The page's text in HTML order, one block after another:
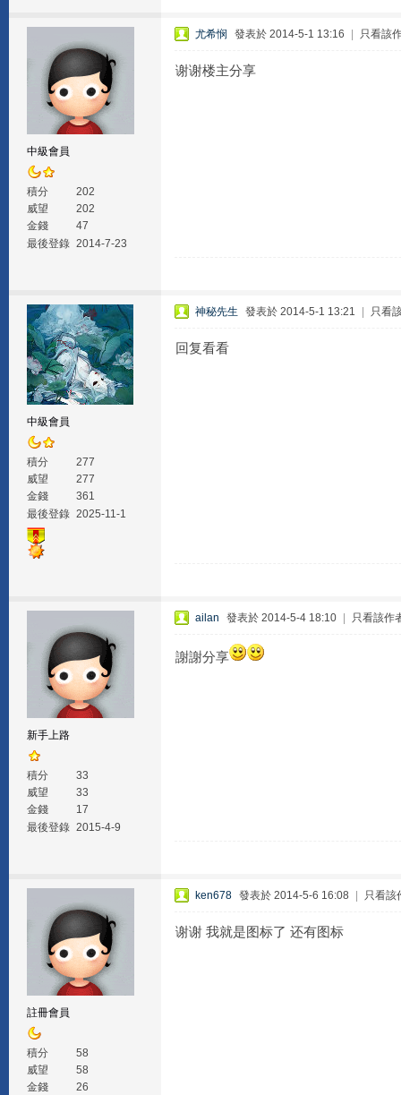
中級會員
積分
202
威望
202
金錢
47
最後登錄 2014-7-23
尤希悯 發表於 2014-5-1 13:16 只看該
谢谢楼主分享
中級會員
積分
277
威望
277
金錢
361
最後登錄 2025-11-1
神秘先生 發表於 2014-5-1 13:21 只看
回复看看
新手上路
積分
33
威望
33
金錢
17
最後登錄 2015-4-9
ailan 發表於 2014-5-4 18:10 只看該作
謝謝分享
註冊會員
積分
58
威望
58
金錢
26
ken678 發表於 2014-5-6 16:08 只看該
谢谢 我就是图标了 还有图标